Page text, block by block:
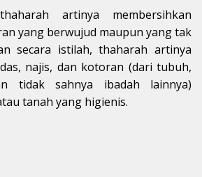
artinya membersihkan
yang berwujud maupun yang tak
secara istilah, thaharah artinya
najis, dan kotoran (dari tubuh,
tidak sahnya ibadah lainnya)
tanah yang higienis.